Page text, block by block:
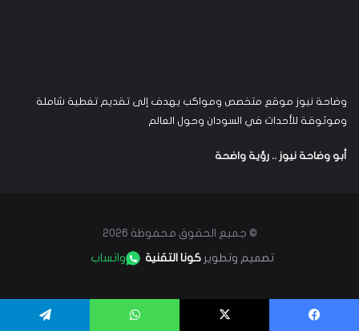
وضاحة نيوز موقع متخصص ومواكب يهدف إلى تقديم تغطية شاملة
وموثوقة للأحداث في السودان وحول العالم
أبو وضاحة نيوز .. رؤية واضحة
© جميع الحقوق محفوظة 2026
تصميم وتطويركونا التقنية واتساب